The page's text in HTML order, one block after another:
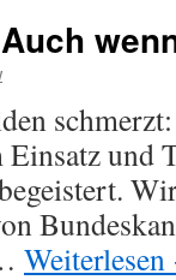
und
Weiterlesen